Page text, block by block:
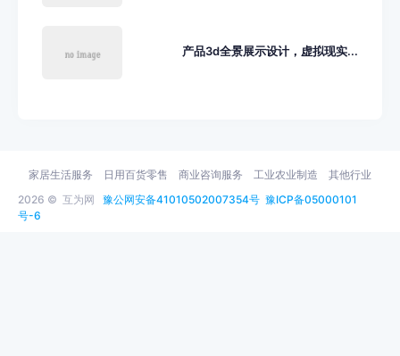
产品3d全景展示设计，虚拟现实...
2026 © 互为网 豫公网安备41010502007354号 豫ICP备05000101
号-6
家居生活服务 日用百货零售 商业咨询服务 工业农业制造 其他行业